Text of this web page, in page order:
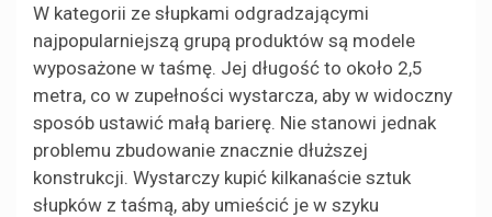
W kategorii ze słupkami odgradzającymi
najpopularniejszą grupą produktów są modele
wyposażone w taśmę. Jej długość to około 2,5
metra, co w zupełności wystarcza, aby w widoczny
sposób ustawić małą barierę. Nie stanowi jednak
problemu zbudowanie znacznie dłuższej
konstrukcji. Wystarczy kupić kilkanaście sztuk
słupków z taśmą, aby umieścić je w szyku